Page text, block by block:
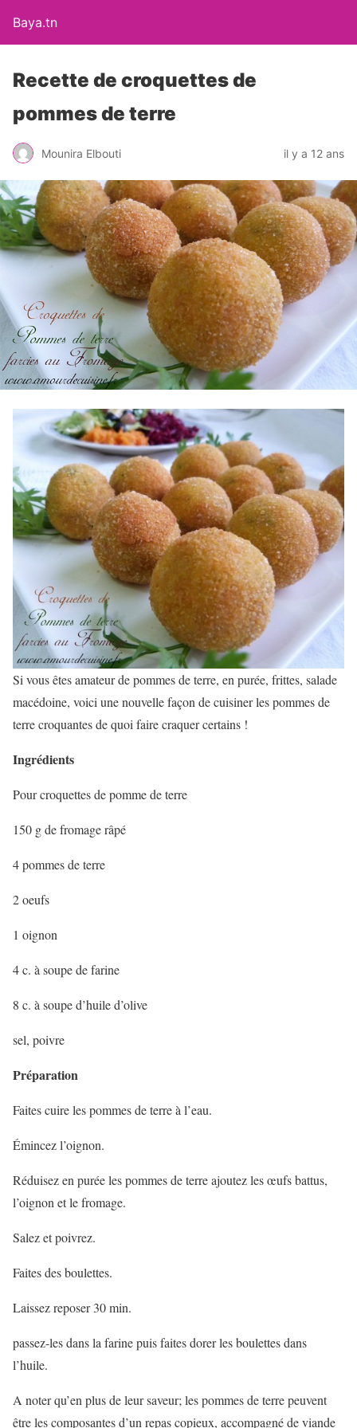
Baya.tn
Recette de croquettes de
pommes de terre
Mounira Elbouti il y a 12 ans
Si vous êtes amateur de pommes de terre, en purée, frittes, salade
macédoine, voici une nouvelle façon de cuisiner les pommes de
terre croquantes de quoi faire craquer certains !
Ingrédients
Pour croquettes de pomme de terre
150 g de fromage râpé
4 pommes de terre
2 oeufs
1 oignon
4 c. à soupe de farine
8 c. à soupe d’huile d’olive
sel, poivre
Préparation
Faites cuire les pommes de terre à l’eau.
Émincez l’oignon.
Réduisez en purée les pommes de terre ajoutez les œufs battus,
l’oignon et le fromage.
Salez et poivrez.
Faites des boulettes.
Laissez reposer 30 min.
passez-les dans la farine puis faites dorer les boulettes dans
l’huile.
A noter qu’en plus de leur saveur; les pommes de terre peuvent
être les composantes d’un repas copieux, accompagné de viande